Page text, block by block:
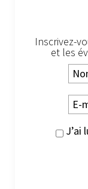
Inscrivez-
et les
J’ai